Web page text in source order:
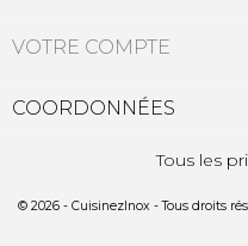
VOTRE COMPTE
COORDONNÉES
Tous les
© 2026 - CuisinezInox - Tous droits